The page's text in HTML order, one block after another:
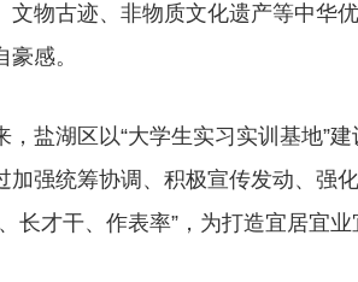
文物古迹、非物质文化遗产等中华
感。
，盐湖区以“大学生实习实训基地”
加强统筹协调、积极宣传发动、强
长才干、作表率”，为打造宜居宜业